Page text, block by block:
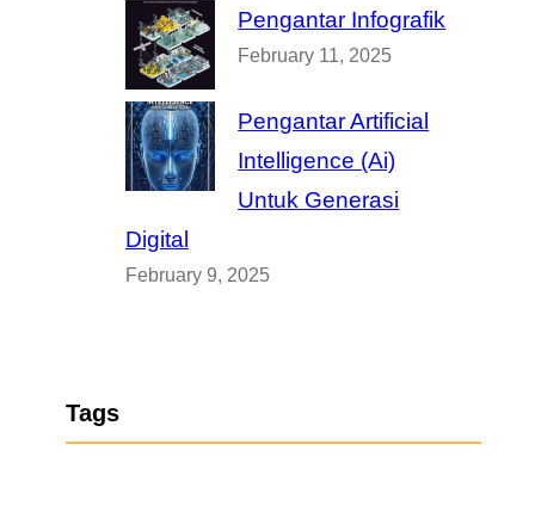
Pengantar Infografik
February 11, 2025
Pengantar Artificial
Intelligence (Ai)
Untuk Generasi
Digital
February 9, 2025
Tags